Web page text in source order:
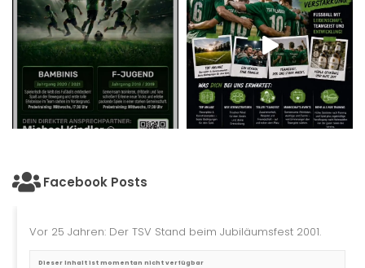
Facebook Posts
Vor 25 Jahren: Der TSV Stand beim Jubiläumsfest 2001.
Dieser Inhalt ist momentan nicht verfügbar